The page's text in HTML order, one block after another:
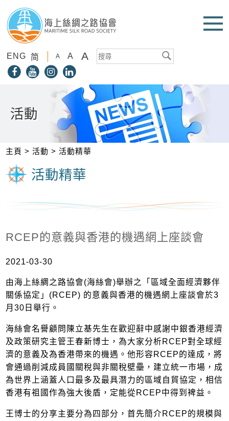
ENG 简 A A A
活動
主頁 >活動 >活動精華
活動精華
RCEP的意義與香港的機遇網上座談會
2021-03-30
由海上絲綢之路協會(海絲會)舉辦之「區域全面經濟夥伴
關係協定」(RCEP) 的意義與香港的機遇網上座談會於3
月30日舉行。
海絲會名譽顧問陳立基先生在歡迎辭中感謝中銀香港經濟
及政策研究主管王春新博士，為大家分析RCEP對全球經
濟的意義及為香港帶來的機遇。他形容RCEP的達成，將
會通過削減成員國關稅與非關稅壁壘，建立統一市場，成
為世界上涵蓋人口最多及最具潛力的區域自貿協定，相信
香港有祖國作為強大後盾，定能從RCEP中得到裨益。
王博士的分享主要分為四部分，首先簡介RCEP的規模與